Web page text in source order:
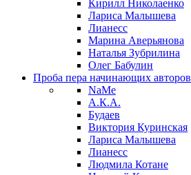
Кирилл Николаенко
Лариса Малышева
Лианесс
Марина Аверьянова
Наталья Зубрилина
Олег Бабулин
Проба пера начинающих авторов
NaMe
А.К.А.
Будаев
Виктория Куринская
Лариса Малышева
Лианесс
Людмила Котане